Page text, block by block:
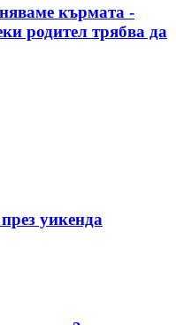
кърмата -
родител трябва да
уикенда